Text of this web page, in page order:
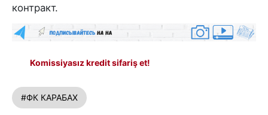
контракт.
Komissiyasız kredit sifariş et!
#ФК КАРАБАХ